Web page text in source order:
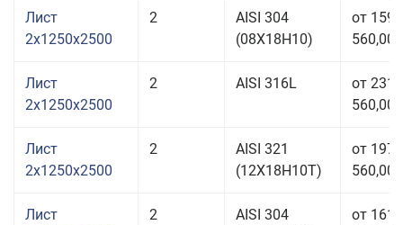
Лист
2x1250x2500
2
AISI 304
(08Х18Н10)
от 159
560,00
Лист
2x1250x2500
2 AISI 316L
от 231
560,00
Лист
2x1250x2500
2
AISI 321
(12Х18Н10Т)
от 197
560,00
Лист
2
AISI 304
от 161